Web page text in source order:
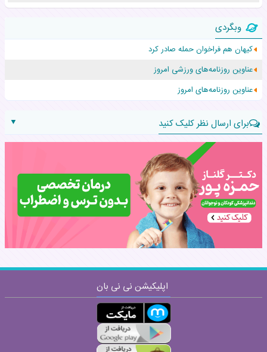
۵۵۹ نوزاد در پرو با نام «هالند» به دنیا آمدند!
زن ۲۴ ساله پس از درمان سرطان رحم، مادر شد
افزایش قد این دختر، چند میلیون دلار برای پدرش خرج داشته
حرکت غیرقانونی یک پرستار، جان دوقلوها را نجات داد!
وبگردی
کیهان هم فراخوان حمله صادر کرد
عناوین روزنامه‌های ورزشی امروز
عناوین روزنامه‌های امروز
برای ارسال نظر کلیک کنید
▼
نام:
نظر:
اپلیکیشن نی نی بان